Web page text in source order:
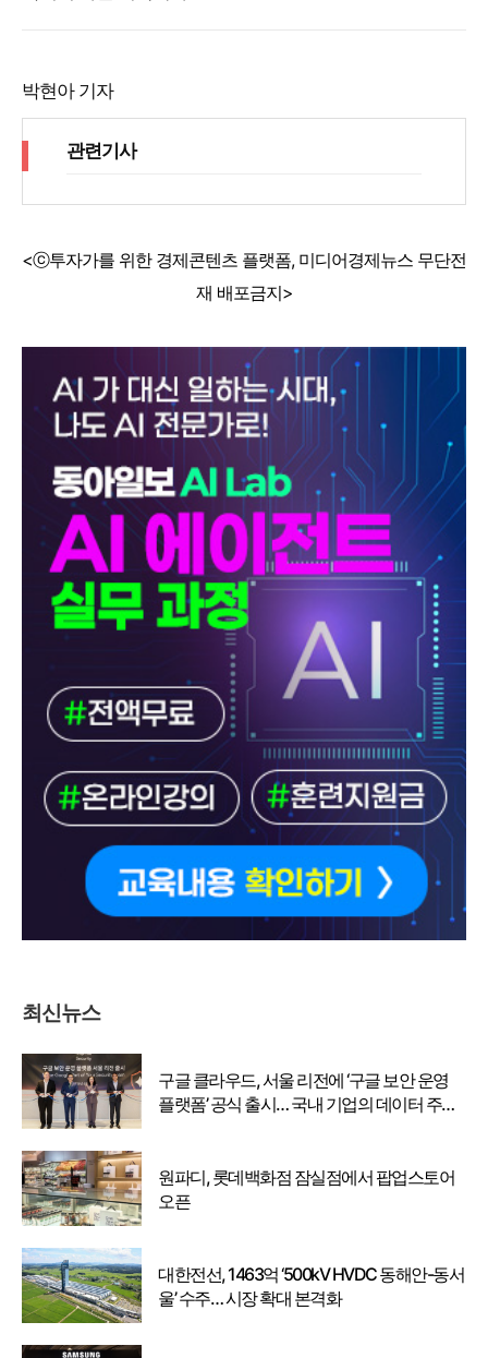
박현아 기자
관련기사
<ⓒ투자가를 위한 경제콘텐츠 플랫폼, 미디어경제뉴스 무단전
재 배포금지>
최신뉴스
구글 클라우드, 서울 리전에 ‘구글 보안 운영
플랫폼’ 공식 출시… 국내 기업의 데이터 주권
원파디, 롯데백화점 잠실점에서 팝업스토어
오픈
대한전선, 1463억 ‘500kV HVDC 동해안-동서
울’ 수주… 시장 확대 본격화